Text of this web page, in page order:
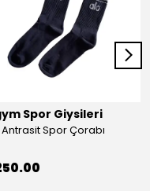
Spor Giysileri
Spor Çorabı